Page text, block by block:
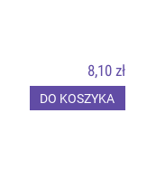
8,10 zł
DO KOSZYKA